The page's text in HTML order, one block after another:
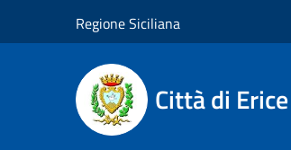
Regione Siciliana
Città di Erice